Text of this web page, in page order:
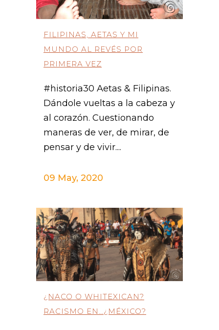
FILIPINAS, AETAS Y MI
MUNDO AL REVÉS POR
PRIMERA VEZ
#historia30 Aetas & Filipinas.
Dándole vueltas a la cabeza y
al corazón. Cuestionando
maneras de ver, de mirar, de
pensar y de vivir....
09 May, 2020
¿NACO O WHITEXICAN?
RACISMO EN…¿MÉXICO?